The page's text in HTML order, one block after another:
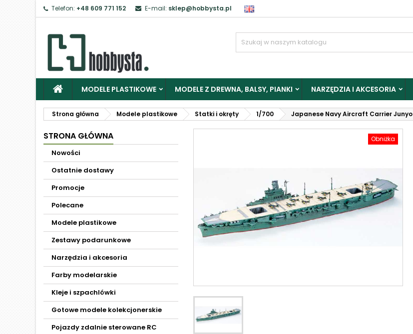
Telefon: +48 609 771 152 E-mail: sklep@hobbysta.pl
MODELE PLASTIKOWE MODELE Z DREWNA, BALSY, PIANKI NARZĘDZIA I AKCESORIA
Strona główna Modele plastikowe Statki i okręty 1/700 Japanese Navy Aircraft Carrier Junyo
STRONA GŁÓWNA
Nowości
Ostatnie dostawy
Promocje
Polecane
Modele plastikowe
Zestawy podarunkowe
Narzędzia i akcesoria
Farby modelarskie
Kleje i szpachlówki
Gotowe modele kolekcjonerskie
Pojazdy zdalnie sterowane RC
Obniżka